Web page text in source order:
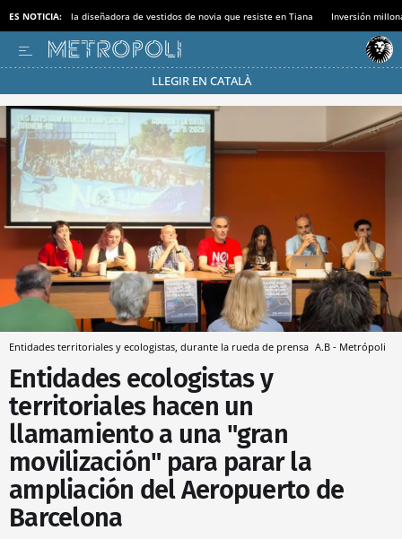
ES NOTICIA: la diseñadora de vestidos de novia que resiste en Tiana Inversión
LLEGIR EN CATALÀ
Pásate al MODO AHORRO
Entidades territoriales y ecologistas, durante la rueda de prensa A.B - Metrópoli
Entidades ecologistas y
territoriales hacen un
llamamiento a una "gran
movilización" para parar la
ampliación del Aeropuerto de
Barcelona